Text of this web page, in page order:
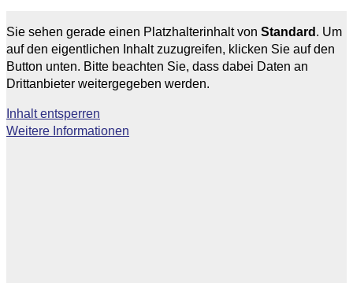
Sie sehen gerade einen Platzhalterinhalt von Standard . Um
auf den eigentlichen Inhalt zuzugreifen, klicken Sie auf den
Button unten. Bitte beachten Sie, dass dabei Daten an
Drittanbieter weitergegeben werden.
Inhalt entsperren
Weitere Informationen